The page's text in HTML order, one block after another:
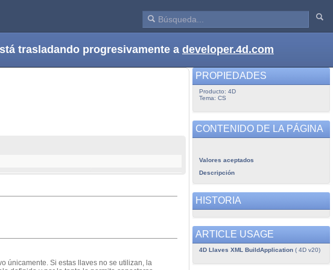
trasladando progresivamente a developer.4d.com
únicamente. Si estas llaves no se utilizan, la
PROPIEDADES
Producto: 4D
Tema: CS
CONTENIDO DE LA PÁGINA
Valores aceptados
Descripción
HISTORIA
ARTICLE USAGE
4D Llaves XML BuildApplication( 4D v20)